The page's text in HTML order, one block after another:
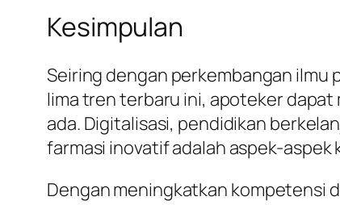
Kesimpulan
Seiring dengan perkembangan ilmu
lima tren terbaru ini, apoteker
ada. Digitalisasi, pendidikan
farmasi inovatif adalah aspek-
Dengan meningkatkan kompetensi